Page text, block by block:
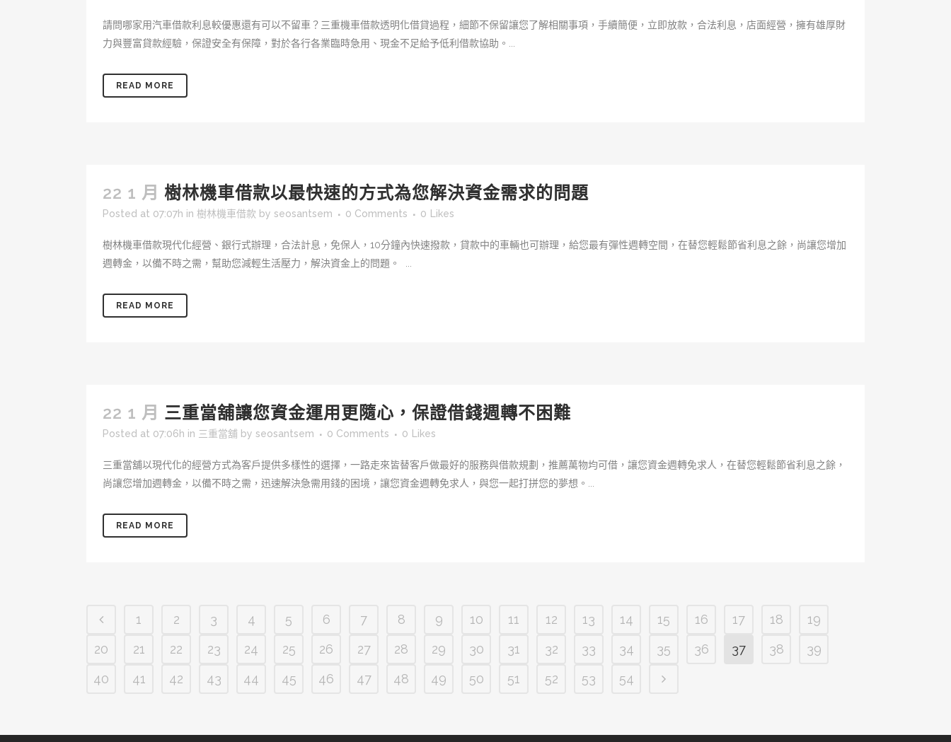
請問哪家用汽車借款利息較優惠還有可以不留車？三重機車借款透明化借貸過程，細節不保留讓您了解相關事項，手續簡便，立即放款，合法利息，店面經營，擁有雄厚財
力與豐富貸款經驗，保證安全有保障，對於各行各業臨時急用、現金不足給予低利借款協助。...
READ MORE
22 1 月 樹林機車借款以最快速的方式為您解決資金需求的問題
Posted at 07:07h in 樹林機車借款 by seosantsem 0 Comments 0 Likes
樹林機車借款現代化經營、銀行式辦理，合法計息，免保人，10分鐘內快速撥款，貸款中的車輛也可辦理，給您最有彈性週轉空間，在替您輕鬆節省利息之餘，尚讓您增加
週轉金，以備不時之需，幫助您減輕生活壓力，解決資金上的問題。 ...
READ MORE
22 1 月 三重當舖讓您資金運用更隨心，保證借錢週轉不困難
Posted at 07:06h in 三重當舖 by seosantsem 0 Comments 0 Likes
三重當舖以現代化的經營方式為客戶提供多樣性的選擇，一路走來皆替客戶做最好的服務與借款規劃，推薦萬物均可借，讓您資金週轉免求人，在替您輕鬆節省利息之餘，
尚讓您增加週轉金，以備不時之需，迅速解決急需用錢的困境，讓您資金週轉免求人，與您一起打拼您的夢想。...
READ MORE
1 2 3 4 5 6 7 8 9 10 11 12 13 14 15 16 17 18
19
20
21 22 23 24 25 26 27 28 29 30 31 32 33 34 35 36 37 38
39
40
41 42 43 44 45 46 47 48 49 50 51 52 53 54